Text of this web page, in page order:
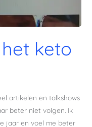
keto
artikelen en talkshows
beter niet volgen. Ik
jaar en voel me beter